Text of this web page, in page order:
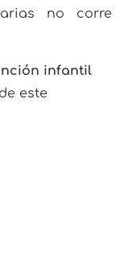
no corre
infantil
este